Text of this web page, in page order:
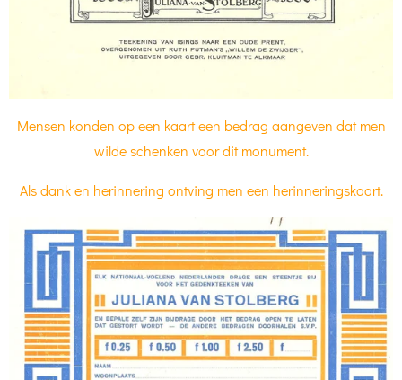
Mensen konden op een kaart een bedrag aangeven dat men
wilde schenken voor dit monument.
Als dank en herinnering ontving men een herinneringskaart.